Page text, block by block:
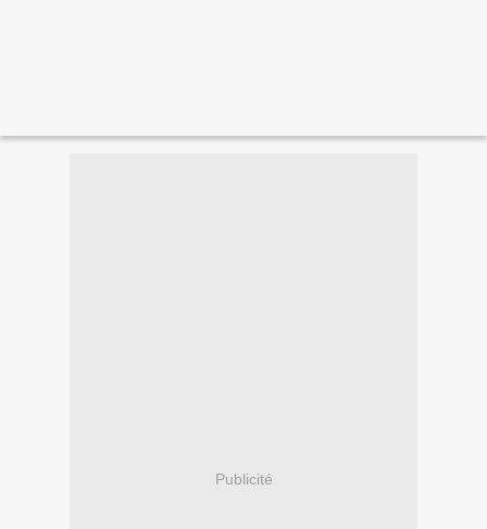
Publicité